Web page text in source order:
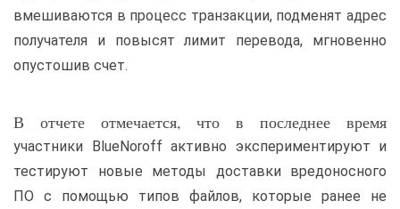
вмешиваются в процесс транзакции, подменят адрес
получателя и повысят лимит перевода, мгновенно
опустошив счет.
В отчете отмечается, что в последнее время
участники BlueNoroff активно экспериментируют и
тестируют новые методы доставки вредоносного
ПО с помощью типов файлов, которые ранее не